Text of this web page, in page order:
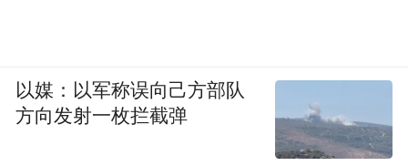
以媒：以军称误向己方部队
方向发射一枚拦截弹